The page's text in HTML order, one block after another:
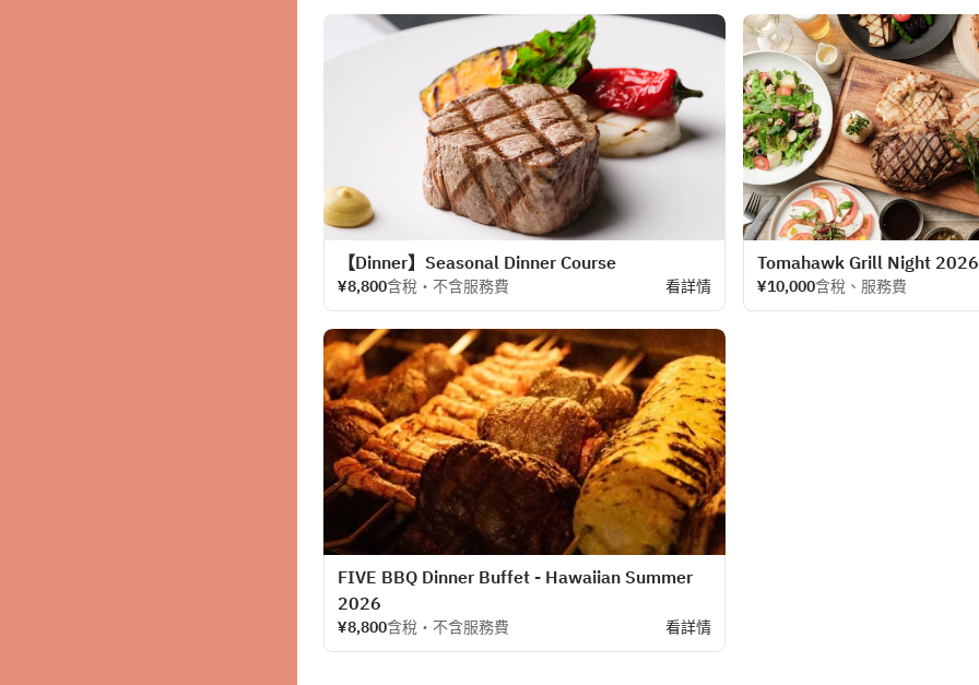
【Dinner】Seasonal Dinner Course
¥8,800含稅・不含服務費 看詳情
Tomahawk Grill Night
¥10,000含稅、服務費
FIVE BBQ Dinner Buffet - Hawaiian Summer
2026
¥8,800含稅・不含服務費 看詳情